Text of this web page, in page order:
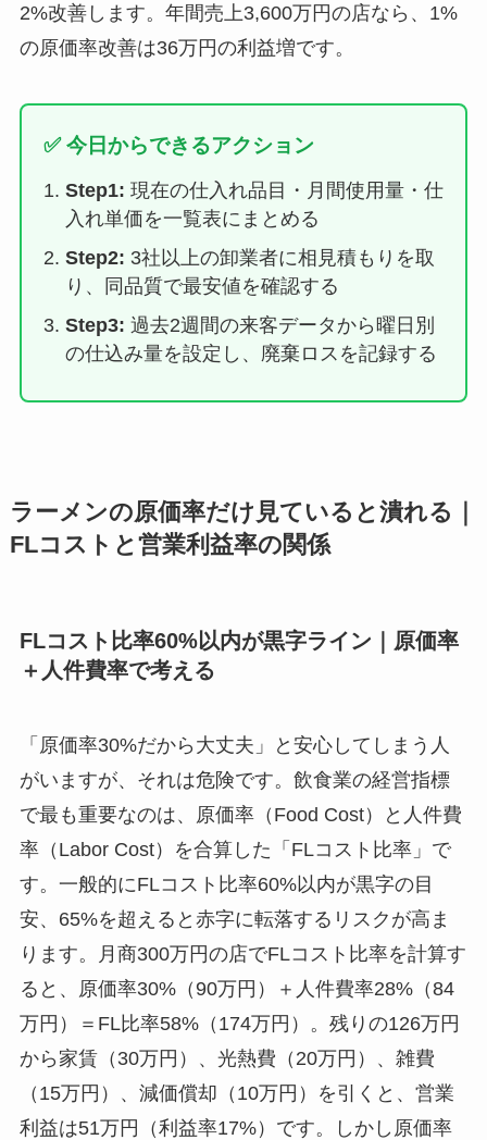
2%改善します。年間売上3,600万円の店なら、1%
の原価率改善は36万円の利益増です。
✅ 今日からできるアクション
Step1: 現在の仕入れ品目・月間使用量・仕
入れ単価を一覧表にまとめる
Step2: 3社以上の卸業者に相見積もりを取
り、同品質で最安値を確認する
Step3: 過去2週間の来客データから曜日別
の仕込み量を設定し、廃棄ロスを記録する
ラーメンの原価率だけ見ていると潰れる｜
FLコストと営業利益率の関係
FLコスト比率60%以内が黒字ライン｜原価率
＋人件費率で考える
「原価率30%だから大丈夫」と安心してしまう人
がいますが、それは危険です。飲食業の経営指標
で最も重要なのは、原価率（Food Cost）と人件費
率（Labor Cost）を合算した「FLコスト比率」で
す。一般的にFLコスト比率60%以内が黒字の目
安、65%を超えると赤字に転落するリスクが高ま
ります。月商300万円の店でFLコスト比率を計算す
ると、原価率30%（90万円）＋人件費率28%（84
万円）＝FL比率58%（174万円）。残りの126万円
から家賃（30万円）、光熱費（20万円）、雑費
（15万円）、減価償却（10万円）を引くと、営業
利益は51万円（利益率17%）です。しかし原価率